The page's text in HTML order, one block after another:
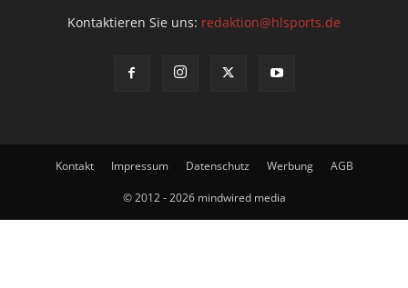
Kontaktieren Sie uns: redaktion@hlsports.de
Kontakt Impressum Datenschutz Werbung AGB
© 2012 - 2026 mindwired media